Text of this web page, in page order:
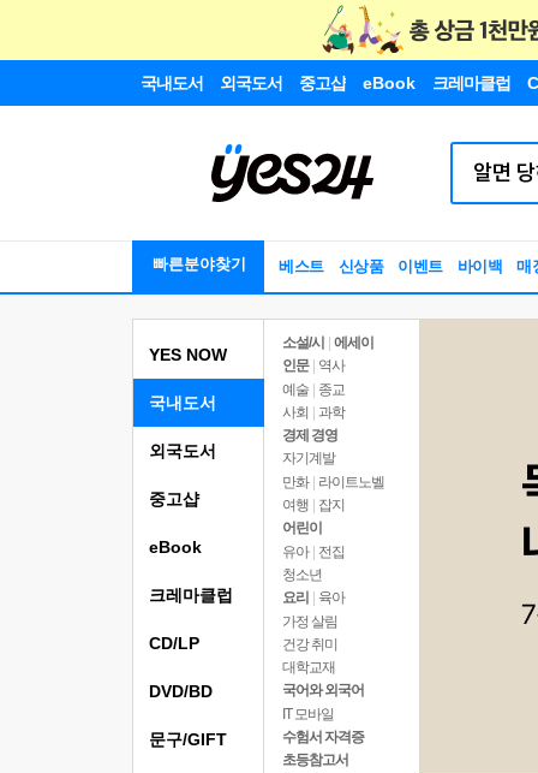
국내도서 외국도서 중고샵 eBook 크레마클럽
빠른분야찾기 베스트 신상품 이벤트 바이백 매
YES NOW
국내도서
소설/시
에세이
인문
역사
예술 | 종교
사회 | 과학
경제 경영
자기계발
만화 | 라이트노벨
여행
잡지
어린이
유아 | 전집
청소년
요리
육아
가정 살림
건강 취미
대학교재
국어와 외국어
IT 모바일
수험서 자격증
초등참고서
외국도서
중고샵
eBook
크레마클럽
CD/LP
DVD/BD
문구/GIFT